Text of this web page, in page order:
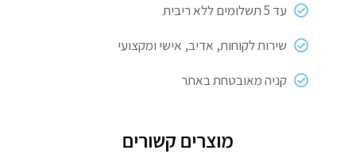
עד 5 תשלומים ללא ריבית
שירות לקוחות, אדיב, אישי ומקצועי
קניה מאובטחת באתר
מוצרים קשורים